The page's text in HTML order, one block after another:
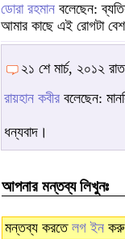
ডোরা রহমান বলেছেন:
আমার কাছে এই রোগটা বেশ
২১ শে মার্চ, ২০১২
রায়হান কবীর বলেছেন:
ধন্যবাদ।
আপনার মন্তব্য লিখুনঃ
মন্তব্য করতে লগ ইন